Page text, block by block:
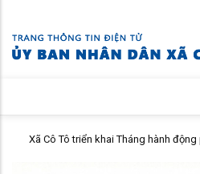
Xã Cô Tô triển khai Tháng hành động